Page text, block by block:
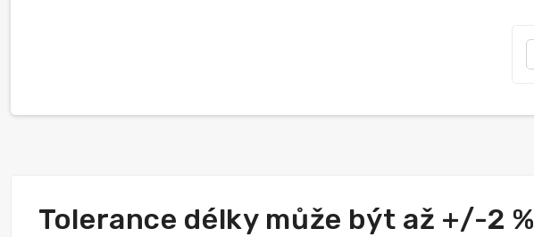
Tolerance délky může být až +/-2 %